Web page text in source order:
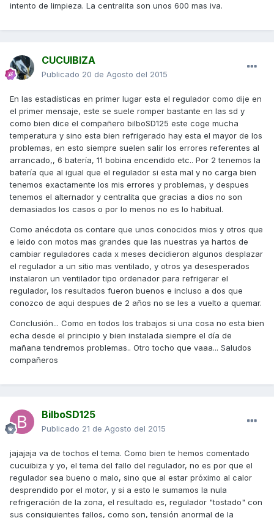
intento de limpieza. La centralita son unos 600 mas iva.
CUCUIBIZA
Publicado 20 de Agosto del 2015
En las estadísticas en primer lugar esta el regulador como dije en
el primer mensaje, este se suele romper bastante en las sd y
como bien dice el compañero bilboSD125 este coge mucha
temperatura y sino esta bien refrigerado hay esta el mayor de los
problemas, en esto siempre suelen salir los errores referentes al
arrancado,, 6 batería, 11 bobina encendido etc.. Por 2 tenemos la
batería que al igual que el regulador si esta mal y no carga bien
tenemos exactamente los mis errores y problemas, y despues
tenemos el alternador y centralita que gracias a dios no son
demasiados los casos o por lo menos no es lo habitual.
Como anécdota os contare que unos conocidos mios y otros que
e leido con motos mas grandes que las nuestras ya hartos de
cambiar reguladores cada x meses decidieron algunos desplazar
el regulador a un sitio mas ventilado, y otros ya desesperados
instalaron un ventilador tipo ordenador para refrigerar el
regulador, los resultados fueron buenos e incluso a dos que
conozco de aqui despues de 2 años no se les a vuelto a quemar.
Conclusión... Como en todos los trabajos si una cosa no esta bien
echa desde el principio y bien instalada siempre el día de
mañana tendremos problemas.. Otro tocho que vaaa... Saludos
compañeros
BilboSD125
Publicado 21 de Agosto del 2015
jajajaja va de tochos el tema. Como bien te hemos comentado
cucuibiza y yo, el tema del fallo del regulador, no es por que el
regulador sea bueno o malo, sino que al estar próximo al calor
desprendido por el motor, y si a esto le sumamos la nula
refrigeración de la zona, el resultado es, regulador "tostado" con
sus consiguientes fallos, como son, tensión anormal de la